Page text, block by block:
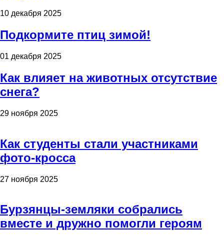
10 декабря 2025
Подкормите птиц зимой!
01 декабря 2025
Как влияет на животных отсутствие
снега?
29 ноября 2025
Как студенты стали участниками
фото-кросса
27 ноября 2025
Бурзянцы-земляки собрались
вместе и дружно помогли героям